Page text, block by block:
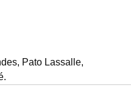
Pato Lassalle,